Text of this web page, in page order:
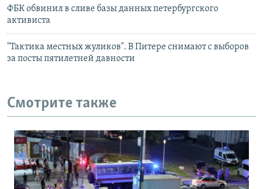
ФБК обвинил в сливе базы данных петербургского
активиста
"Тактика местных жуликов". В Питере снимают с выборов
за посты пятилетней давности
Смотрите также